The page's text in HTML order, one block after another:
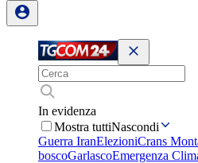
In evidenza
Mostra tuttiNascondi
Guerra IranElezioniCrans
boscoGarlascoEmergenza